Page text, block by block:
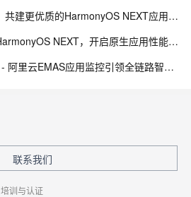
阿里云 EMAS携手开发者，共建更优质的HarmonyOS NEXT应用生态
EMAS 性能分析全面适配HarmonyOS NEXT，开启原生应用性能优化新纪元
「10秒发现，5分钟定位」- 阿里云EMAS应用监控引领全链路智能监控新时代
联系我们
培训与认证